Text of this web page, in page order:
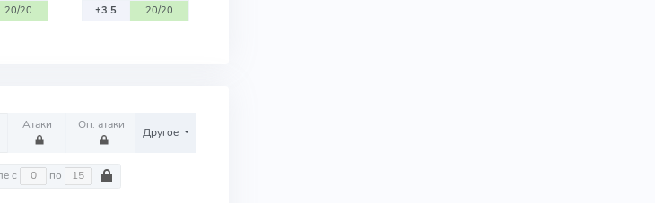
20/20
+3.5
20/20
Атаки Оп. атаки
Другое
На интервале с по